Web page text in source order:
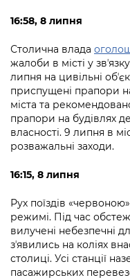
16:58, 8 липня
Столична влада
жалоби в місті у
липня на цивільні
приспущені прапори
міста та
прапори на будівлях
власності. 9 липня в
розважальні заходи.
16:15, 8 липня
Рух поїздів
режимі. Під час
вилучені небезпечні
зʼявились на коліях
столиці. Усі станції
пасажирських